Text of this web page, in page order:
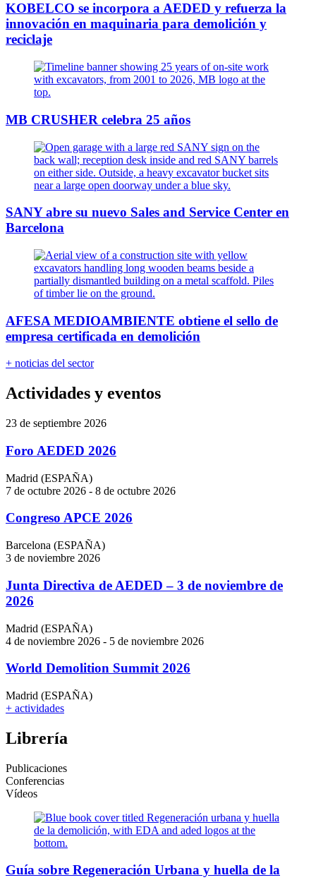
KOBELCO se incorpora a AEDED y refuerza la
innovación en maquinaria para demolición y
reciclaje
MB CRUSHER celebra 25 años
SANY abre su nuevo Sales and Service Center en
Barcelona
AFESA MEDIOAMBIENTE obtiene el sello de
empresa certificada en demolición
+ noticias del sector
Actividades y eventos
23 de septiembre 2026
Foro AEDED 2026
Madrid (ESPAÑA)
7 de octubre 2026 - 8 de octubre 2026
Congreso APCE 2026
Barcelona (ESPAÑA)
3 de noviembre 2026
Junta Directiva de AEDED – 3 de noviembre de
2026
Madrid (ESPAÑA)
4 de noviembre 2026 - 5 de noviembre 2026
World Demolition Summit 2026
Madrid (ESPAÑA)
+ actividades
Librería
Publicaciones
Conferencias
Vídeos
Guía sobre Regeneración Urbana y huella de la